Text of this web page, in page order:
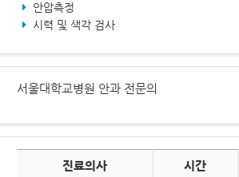
안압측정
시력 및 색각 검사
서울대학교병원 안과 전문의
진료의사 시간